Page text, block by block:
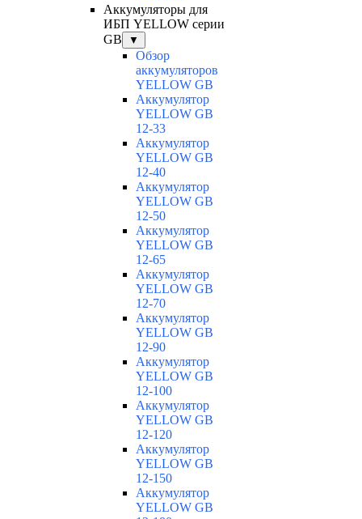
Аккумуляторы для
ИБП YELLOW серии
GB
▼
Обзор
аккумуляторов
YELLOW GB
Аккумулятор
YELLOW GB
12-33
Аккумулятор
YELLOW GB
12-40
Аккумулятор
YELLOW GB
12-50
Аккумулятор
YELLOW GB
12-65
Аккумулятор
YELLOW GB
12-70
Аккумулятор
YELLOW GB
12-90
Аккумулятор
YELLOW GB
12-100
Аккумулятор
YELLOW GB
12-120
Аккумулятор
YELLOW GB
12-150
Аккумулятор
YELLOW GB